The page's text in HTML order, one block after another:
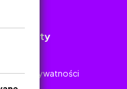
Prywatności